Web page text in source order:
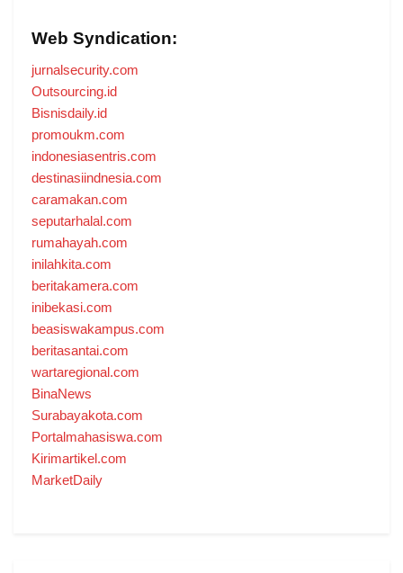
Web Syndication:
jurnalsecurity.com
Outsourcing.id
Bisnisdaily.id
promoukm.com
indonesiasentris.com
destinasiindnesia.com
caramakan.com
seputarhalal.com
rumahayah.com
inilahkita.com
beritakamera.com
inibekasi.com
beasiswakampus.com
beritasantai.com
wartaregional.com
BinaNews
Surabayakota.com
Portalmahasiswa.com
Kirimartikel.com
MarketDaily